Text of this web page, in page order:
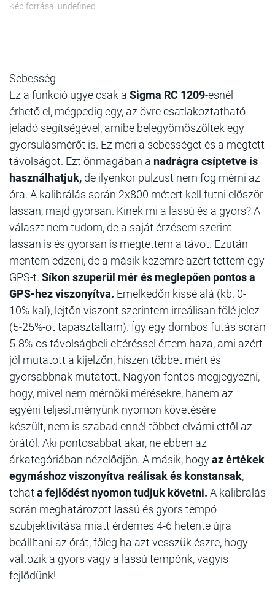
Kép forrása: undefined
Sebesség
Ez a funkció ugye csak a Sigma RC 1209-esnél
érhető el, mégpedig egy, az övre csatlakoztatható
jeladó segítségével, amibe belegyömöszöltek egy
gyorsulásmérőt is. Ez méri a sebességet és a megtett
távolságot. Ezt önmagában a nadrágra csíptetve is
használhatjuk, de ilyenkor pulzust nem fog mérni az
óra. A kalibrálás során 2x800 métert kell futni először
lassan, majd gyorsan. Kinek mi a lassú és a gyors? A
választ nem tudom, de a saját érzésem szerint
lassan is és gyorsan is megtettem a távot. Ezután
mentem edzeni, de a másik kezemre azért tettem egy
GPS-t. Síkon szuperül mér és meglepően pontos a
GPS-hez viszonyítva. Emelkedőn kissé alá (kb. 0-
10%-kal), lejtőn viszont szerintem irreálisan fölé jelez
(5-25%-ot tapasztaltam). Így egy dombos futás során
5-8%-os távolságbeli eltéréssel értem haza, ami azért
jól mutatott a kijelzőn, hiszen többet mért és
gyorsabbnak mutatott. Nagyon fontos megjegyezni,
hogy, mivel nem mérnöki mérésekre, hanem az
egyéni teljesítményünk nyomon követésére
készült, nem is szabad ennél többet elvárni ettől az
órától. Aki pontosabbat akar, ne ebben az
árkategóriában nézelődjön. A másik, hogyaz értékek
egymáshoz viszonyítva reálisak és konstansak,
tehát a fejlődést nyomon tudjuk követni. A kalibrálás
során meghatározott lassú és gyors tempó
szubjektivitása miatt érdemes 4-6 hetente újra
beállítani az órát, főleg ha azt vesszük észre, hogy
változik a gyors vagy a lassú tempónk, vagyis
fejlődünk!